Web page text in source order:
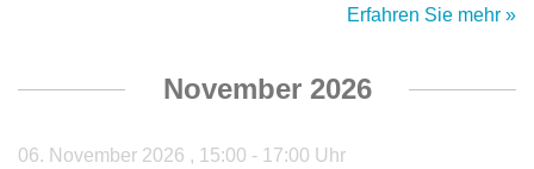
Erfahren Sie mehr »
November 2026
06. November 2026 , 15:00 - 17:00 Uhr